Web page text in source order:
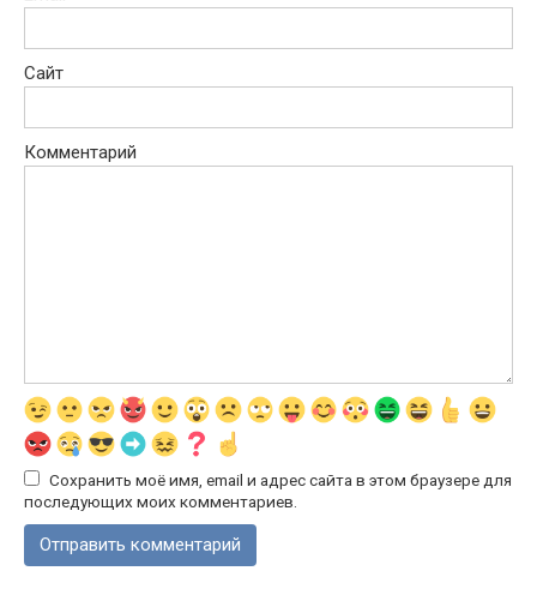
Сайт
Комментарий
Сохранить моё имя, email и адрес сайта в этом браузере для
последующих моих комментариев.